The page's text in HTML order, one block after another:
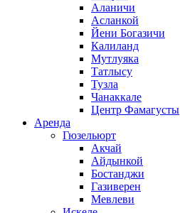
Аланичи
Асланкой
Йени Богазичи
Калиланд
Мутлуяка
Татлысу
Тузла
Чанаккале
Центр Фамагусты
Аренда
Гюзельюрт
Акчай
Айдынкой
Бостанджи
Газиверен
Мевлеви